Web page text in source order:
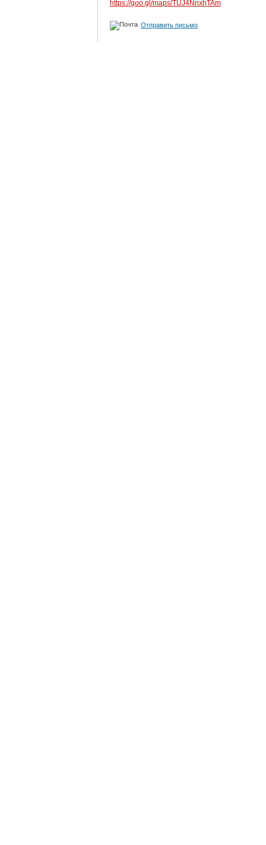
https://goo.gl/maps/TUJ4NnxhTAm
Отправить письмо